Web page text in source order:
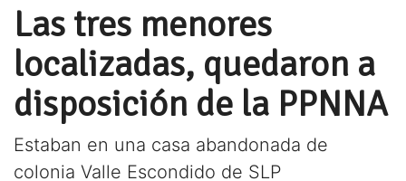
Las tres menores
localizadas, quedaron a
disposición de la PPNNA
Estaban en una casa abandonada de
colonia Valle Escondido de SLP